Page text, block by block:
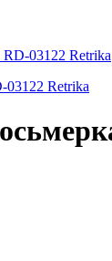
RD-03122 Retrika